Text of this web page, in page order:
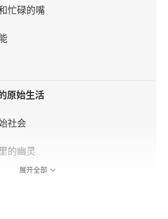
忙碌的嘴
原始生活
社会
的幽灵
学家与早期农业发展
展开全部